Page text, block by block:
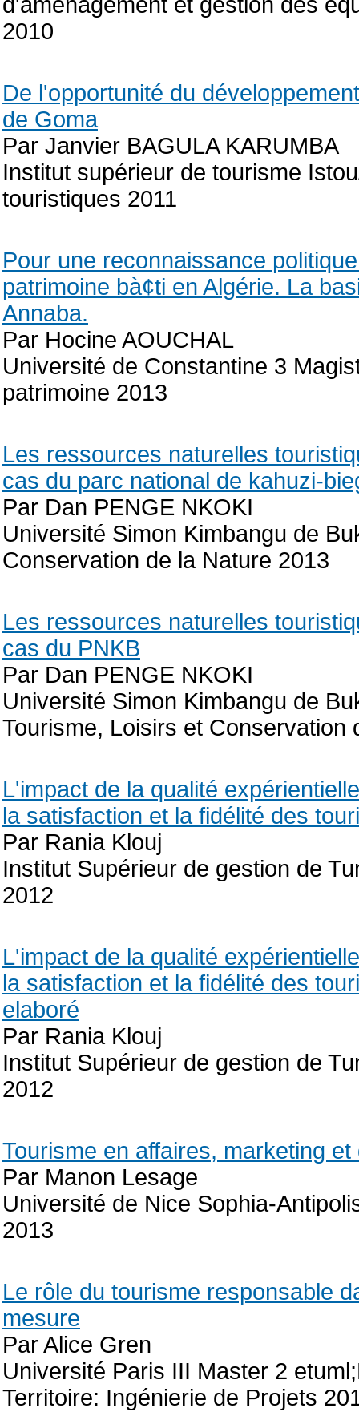
2010
De l'opportunité du
de Goma
Par Janvier BAGULA KARUMBA
Institut supérieur de tourisme
touristiques 2011
Pour une reconnaissance
patrimoine bà¢ti en Algérie. La
Annaba.
Par Hocine AOUCHAL
Université de Constantine 3
patrimoine 2013
Les ressources naturelles
cas du parc national de kahuzi-
Par Dan PENGE NKOKI
Université Simon Kimbangu de
Conservation de la Nature 2013
Les ressources naturelles
cas du PNKB
Par Dan PENGE NKOKI
Université Simon Kimbangu de
Tourisme, Loisirs et Conservation
L'impact de la qualité
la satisfaction et la fidélité des
Par Rania Klouj
Institut Supérieur de gestion de
2012
L'impact de la qualité
la satisfaction et la fidélité des
elaboré
Par Rania Klouj
Institut Supérieur de gestion de
2012
Tourisme en affaires, marketing
Par Manon Lesage
Université de Nice Sophia-
2013
Le rôle du tourisme responsable
mesure
Par Alice Gren
Université Paris III Master 2
Territoire: Ingénierie de Projets